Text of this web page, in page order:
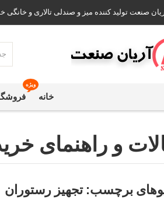
صنعت تولید کننده میز و صندلی تالاری و خانگی
خانه
ویژه
و راهنمای
برچسب:تجهیز رستوران